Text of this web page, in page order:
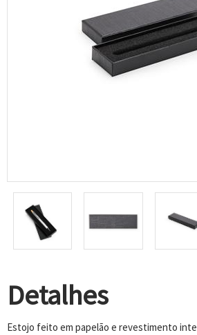
Detalhes
Estojo feito em papelão e revestimento